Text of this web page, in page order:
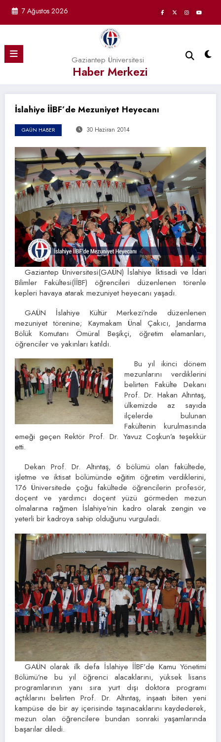
7 Ağustos 2026
Gaziantep Üniversitesi
Haber Merkezi
İslahiye İİBF’de Mezuniyet Heyecanı
GAÜN HABER 30 Haziran 2014
Gaziantep Üniversitesi(GAÜN) İslahiye İktisadi ve İdari
Bilimler Fakültesi(İİBF) öğrencileri düzenlenen törenle
kepleri havaya atarak mezuniyet heyecanı yaşadı.
GAÜN İslahiye Kültür Merkezi’nde düzenlenen
mezuniyet törenine; Kaymakam Ünal Çakıcı, Jandarma
Bölük Komutanı Ömüral Beşikçi, öğretim elamanları,
öğrenciler ve yakınları katıldı.
Bu yıl ikinci dönem
mezunlarını verdiklerini
belirten Fakülte Dekanı
Prof. Dr. Hakan Altıntaş,
ülkemizde az sayıda
ilçelerde bulunan
Fakültenin kurulmasında
emeği geçen Rektör Prof. Dr. Yavuz Coşkun’a teşekkür
etti.
Dekan Prof. Dr. Altıntaş, 6 bölümü olan fakültede,
işletme ve iktisat bölümünde eğitim öğretim verdiklerini,
176 Üniversitede çoğu fakültede öğrencilerin profesör,
doçent ve yardımcı doçent yüzü görmeden mezun
olmalarına rağmen İslahiye’nin kadro olarak zengin ve
yeterli bir kadroya sahip olduğunu vurguladı.
GAÜN olarak ilk defa İslahiye İİBF’de Kamu Yönetimi
Bölümü’ne bu yıl öğrenci alacaklarını, yüksek lisans
programlarının yanı sıra yurt dışı doktora programı
açtıklarını belirten Prof. Dr. Altıntaş, inşaatı biten yeni
kampüse de bir ay içerisinde taşınacaklarını kaydederek,
mezun olan öğrencilere bundan sonraki yaşamlarında
başarılar diledi.